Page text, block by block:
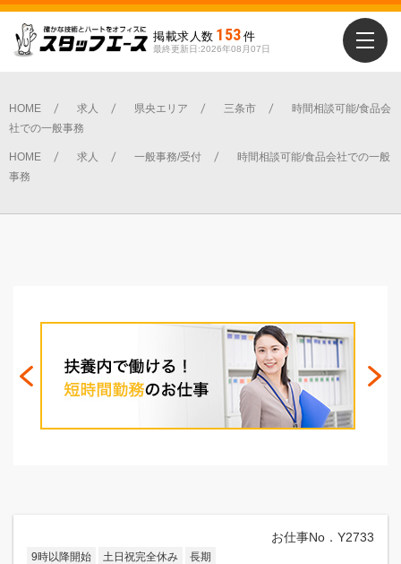
掲載求人数 153 件
最終更新日:2026年08月07日
HOME 求人 県央エリア 三条市
時間相談可能/食品会
社での一般事務
HOME 求人 一般事務/受付
時間相談可能/食品会社での一般
事務
お仕事No．Y2733
9時以降開始 土日祝完全休み 長期
勤務地を選ぶ
新潟市全域
中央区
秋葉区
西区 西蒲区
中越エリア
出雲崎町 刈羽村 小千谷市
柏崎市
糸魚川市